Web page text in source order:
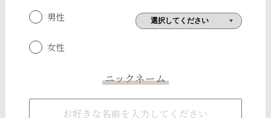
男性
女性
ニックネーム